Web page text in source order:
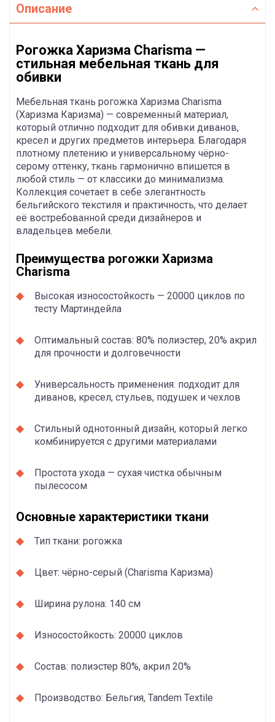
Описание
Рогожка Харизма Charisma —
стильная мебельная ткань для
обивки
Мебельная ткань рогожка Харизма Charisma
(Харизма Каризма) — современный материал,
который отлично подходит для обивки диванов,
кресел и других предметов интерьера. Благодаря
плотному плетению и универсальному чёрно-
серому оттенку, ткань гармонично впишется в
любой стиль — от классики до минимализма.
Коллекция сочетает в себе элегантность
бельгийского текстиля и практичность, что делает
её востребованной среди дизайнеров и
владельцев мебели.
Преимущества рогожки Харизма
Charisma
Высокая износостойкость — 20000 циклов по
тесту Мартиндейла
Оптимальный состав: 80% полиэстер, 20% акрил
для прочности и долговечности
Универсальность применения: подходит для
диванов, кресел, стульев, подушек и чехлов
Стильный однотонный дизайн, который легко
комбинируется с другими материалами
Простота ухода — сухая чистка обычным
пылесосом
Основные характеристики ткани
Тип ткани: рогожка
Цвет: чёрно-серый (Charisma Каризма)
Ширина рулона: 140 см
Износостойкость: 20000 циклов
Состав: полиэстер 80%, акрил 20%
Производство: Бельгия, Tandem Textile